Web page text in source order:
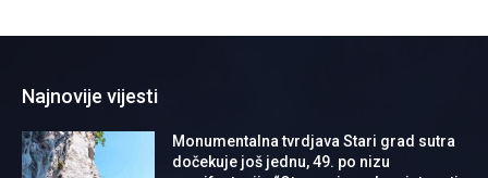
Najnovije vijesti
Monumentalna tvrdjava Stari grad sutra
dočekuje još jednu, 49. po nizu